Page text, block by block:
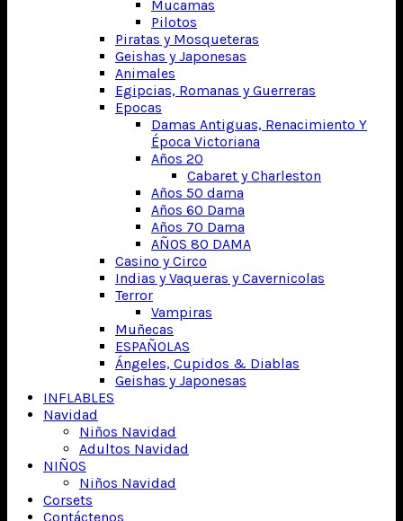
Mucamas
Pilotos
Piratas y Mosqueteras
Geishas y Japonesas
Animales
Egipcias, Romanas y Guerreras
Epocas
Damas Antiguas, Renacimiento Y
Época Victoriana
Años 20
Cabaret y Charleston
Años 50 dama
Años 60 Dama
Años 70 Dama
AÑOS 80 DAMA
Casino y Circo
Indias y Vaqueras y Cavernicolas
Terror
Vampiras
Muñecas
ESPAÑOLAS
Ángeles, Cupidos & Diablas
Geishas y Japonesas
INFLABLES
Navidad
Niños Navidad
Adultos Navidad
NIÑOS
Niños Navidad
Corsets
Contáctenos